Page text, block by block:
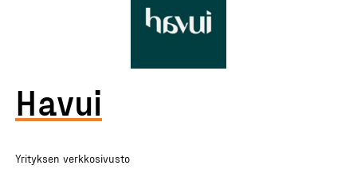
Havui
Yrityksen verkkosivusto